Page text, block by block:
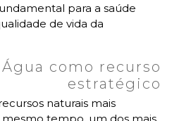
para a saúde
de vida da
Água como recurso
estratégico
naturais mais